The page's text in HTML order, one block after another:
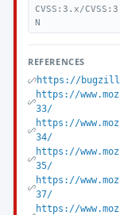
CVSS:3.x/
N
REFERENCES
https://
https://
33/
https://
34/
https://
35/
https://
37/
https://